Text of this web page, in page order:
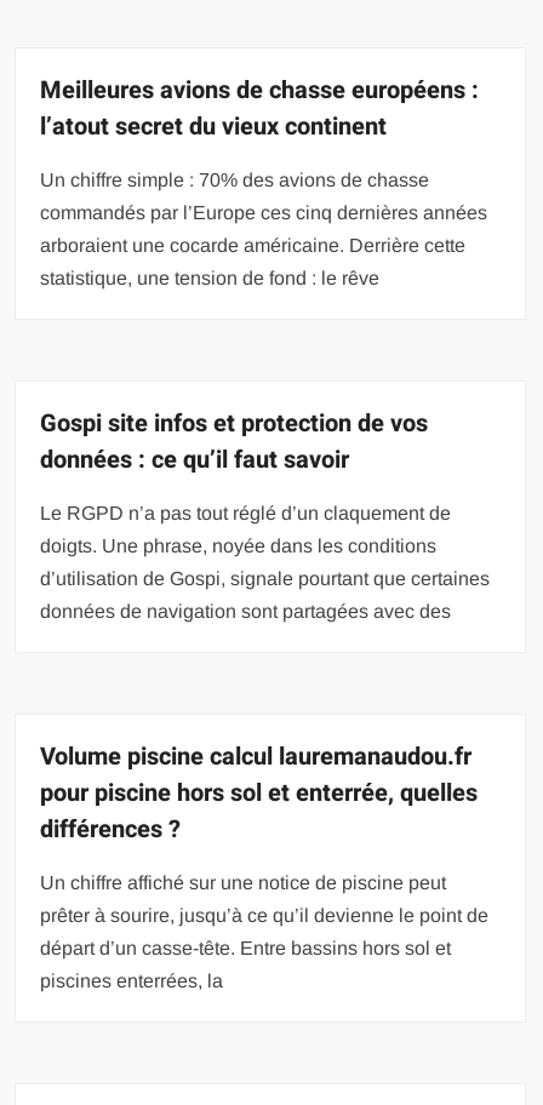
Meilleures avions de chasse européens :
l’atout secret du vieux continent
Un chiffre simple : 70% des avions de chasse
commandés par l’Europe ces cinq dernières années
arboraient une cocarde américaine. Derrière cette
statistique, une tension de fond : le rêve
Gospi site infos et protection de vos
données : ce qu’il faut savoir
Le RGPD n’a pas tout réglé d’un claquement de
doigts. Une phrase, noyée dans les conditions
d’utilisation de Gospi, signale pourtant que certaines
données de navigation sont partagées avec des
Volume piscine calcul lauremanaudou.fr
pour piscine hors sol et enterrée, quelles
différences ?
Un chiffre affiché sur une notice de piscine peut
prêter à sourire, jusqu’à ce qu’il devienne le point de
départ d’un casse-tête. Entre bassins hors sol et
piscines enterrées, la